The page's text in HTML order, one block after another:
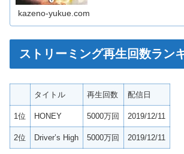
kazeno-yukue.com
ストリーミング再生回数ラン
タイトル 再生回数 配信日
1位 HONEY 5000万回 2019/12/11
2位 Driver’s High 5000万回 2019/12/11